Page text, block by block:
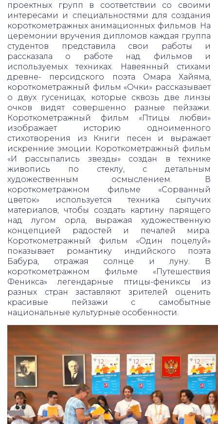
проектных групп в соответствии со своими
интересами и специальностями для создания
короткометражных анимационных фильмов. На
церемонии вручения дипломов каждая группа
студентов представила свои работы и
рассказала о работе над фильмов и
используемых техниках. Навеянный стихами
древне- персидского поэта Омара Хайяма,
короткометражный фильм «Очки» рассказывает
о двух гусеницах, которые сквозь две линзы
очков видят совершенно разные пейзажи.
Короткометражный фильм «Птицы любви»
изображает историю одноименного
стихотворения из Книги песен и выражает
искренние эмоции. Короткометражный фильм
«И рассыпались звезды» создан в технике
живопись по стеклу, c детальным
художественным осмыслением. В
короткометражном фильме «Сорванный
цветок» используется техника сыпучих
материалов, чтобы создать картину парящего
над лугом орла, выражая художественную
концепцией радостей и печалей мира.
Короткометражный фильм «Один поцелуй»
показывает романтику индийского поэта
Бабура, отражая солнце и луну. В
короткометражном фильме «Путешествия
Феникса» легендарные птицы-фениксы из
разных стран заставляют зрителей оценить
красивые пейзажи с самобытные
национальные культурные особенности.